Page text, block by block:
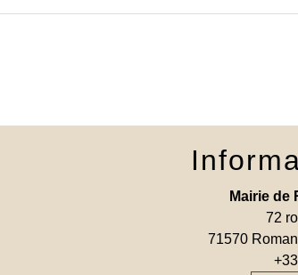
Mairie de
72
71570